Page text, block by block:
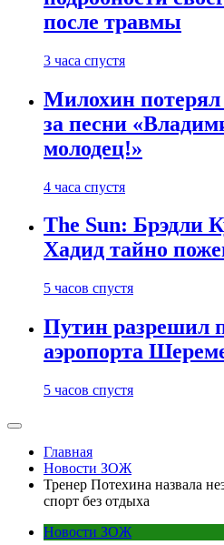
после травмы
3 часа спустя
Милохин
за песни
молодец!»
4 часа спустя
The Sun: Брэдли
Хадид тайно
5 часов спустя
Путин разрешил
аэропорта
5 часов спустя
Главная
Новости ЗОЖ
Тренер Потехина назвала
спорт без отдыха
Новости ЗОЖ